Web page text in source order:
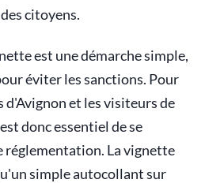
citoyens.
est une démarche simple,
éviter les sanctions. Pour
d'Avignon et les visiteurs de
donc essentiel de se
réglementation. La vignette
simple autocollant sur